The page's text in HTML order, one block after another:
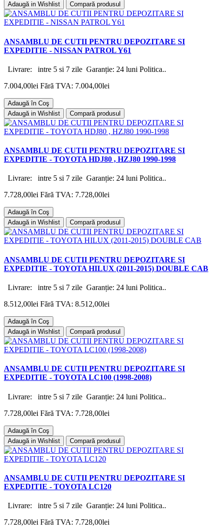
Adaugă in Wishlist
Compară produsul
ANSAMBLU DE CUTII PENTRU DEPOZITARE SI
EXPEDITIE - NISSAN PATROL Y61
Livrare: intre 5 si 7 zile Garanție: 24 luni Politica..
7.004,00lei Fără TVA: 7.004,00lei
Adaugă în Coş
Adaugă in Wishlist
Compară produsul
ANSAMBLU DE CUTII PENTRU DEPOZITARE SI
EXPEDITIE - TOYOTA HDJ80 , HZJ80 1990-1998
Livrare: intre 5 si 7 zile Garanție: 24 luni Politica..
7.728,00lei Fără TVA: 7.728,00lei
Adaugă în Coş
Adaugă in Wishlist
Compară produsul
ANSAMBLU DE CUTII PENTRU DEPOZITARE SI
EXPEDITIE - TOYOTA HILUX (2011-2015) DOUBLE CAB
Livrare: intre 5 si 7 zile Garanție: 24 luni Politica..
8.512,00lei Fără TVA: 8.512,00lei
Adaugă în Coş
Adaugă in Wishlist
Compară produsul
ANSAMBLU DE CUTII PENTRU DEPOZITARE SI
EXPEDITIE - TOYOTA LC100 (1998-2008)
Livrare: intre 5 si 7 zile Garanție: 24 luni Politica..
7.728,00lei Fără TVA: 7.728,00lei
Adaugă în Coş
Adaugă in Wishlist
Compară produsul
ANSAMBLU DE CUTII PENTRU DEPOZITARE SI
EXPEDITIE - TOYOTA LC120
Livrare: intre 5 si 7 zile Garanție: 24 luni Politica..
7.728,00lei Fără TVA: 7.728,00lei